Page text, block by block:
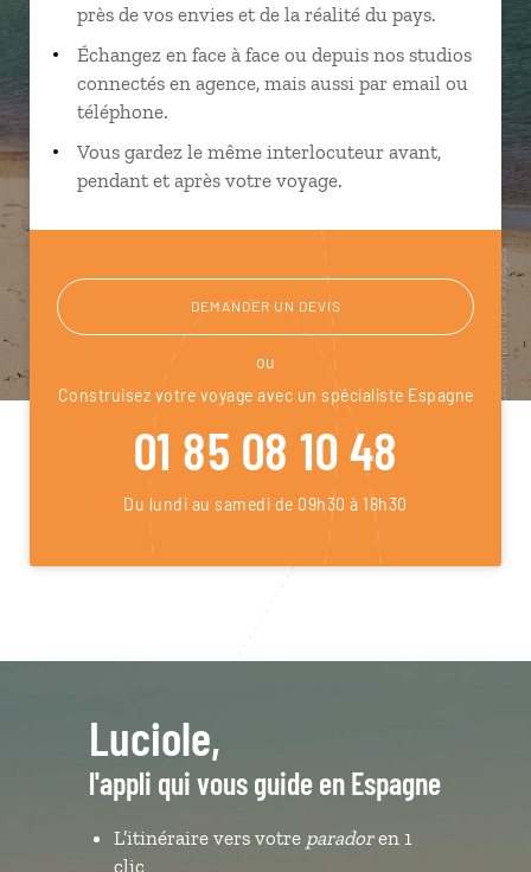
près de vos envies et de la réalité du pays.
Échangez en face à face ou depuis nos studios
connectés en agence, mais aussi par email ou
téléphone.
Vous gardez le même interlocuteur avant,
pendant et après votre voyage.
DEMANDER UN DEVIS
ou
Construisez votre voyage avec un spécialiste Espagne
01 85 08 10 48
Du lundi au samedi de 09h30 à 18h30
Luciole,
l'appli qui vous guide en Espagne
L’itinéraire vers votre paradoren 1
clic